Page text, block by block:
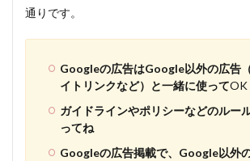
通りです。
Googleの広告はGoogle以外の広告
イトリンクなど）と一緒に使ってOK
ガイドラインやポリシーなどのルー
ってね
Googleの広告掲載で、Google以外